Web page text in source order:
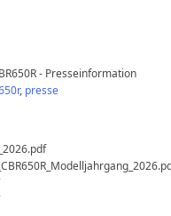
- Presseinformation
, presse